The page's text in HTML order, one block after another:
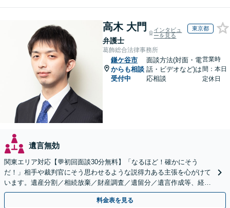
高木 大門
弁護士
インタビュ
ーを見る
東京都
葛飾総合法律事務所
鎌ケ谷市
からも相談
受付中
面談方法(対面・電
話・ビデオなど)は
応相談
営業時
間：本日
定休日
遺言無効
関東エリア対応【💬初回面談30分無料】「なるほど！確かにそう
だ！」相手や裁判官にそう思わせるような説得力ある主張を心がけて
います。遺産分割／相続放棄／財産調査／遺留分／遺言作成等、経験
豊富な事務所。複雑な手続を代行【年間相談100件以上】
料金表を見る